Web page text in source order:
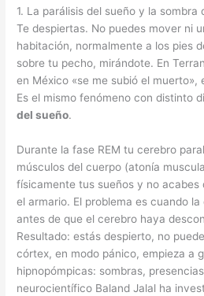
1. La parálisis del sueño y la
Te despiertas. No puedes mover ni
habitación, normalmente a los pies
sobre tu pecho, mirándote. En
en México «se me subió el muerto»,
Es el mismo fenómeno con distinto
del sueño.
Durante la fase REM tu cerebro
músculos del cuerpo (atonía
físicamente tus sueños y no
el armario. El problema es cuando
antes de que el cerebro haya
Resultado: estás despierto, no
córtex, en modo pánico, empieza a
hipnopómpicas: sombras,
neurocientífico Baland Jalal ha